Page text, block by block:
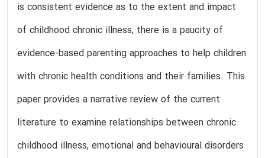
is consistent evidence as to the extent and impact
of childhood chronic illness, there is a paucity of
evidence-based parenting approaches to help children
with chronic health conditions and their families. This
paper provides a narrative review of the current
literature to examine relationships between chronic
childhood illness, emotional and behavioural disorders